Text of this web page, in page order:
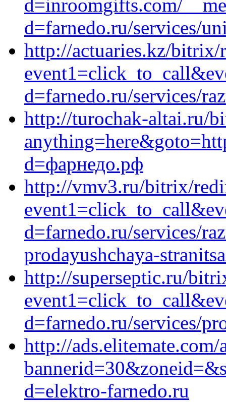
d=inroomgifts.com/
d=farnedo.ru/services/
http://actuaries.kz/bitrix/
d=farnedo.ru/services/
http://turochak-altai.ru/
d=фарнедо.рф
http://vmv3.ru/bitrix/
d=farnedo.ru/services/
prodayushchaya-
http://superseptic.ru/
d=farnedo.ru/services/
http://
d=elektro-farnedo.ru